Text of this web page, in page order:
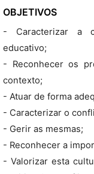
OBJETIVOS
- Caracterizar a
educativo;
- Reconhecer os
contexto;
- Atuar de forma
- Caracterizar o
- Gerir as mesmas;
- Reconhecer a
- Valorizar esta